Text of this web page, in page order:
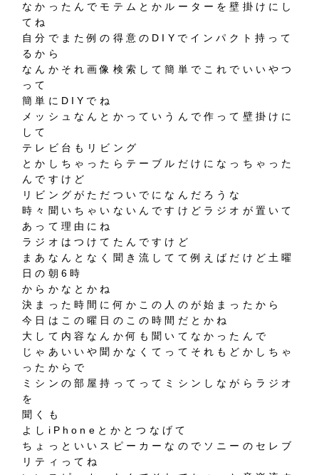
なかったんでモテムとかルーターを壁掛けにし
てね
自分でまた例の得意のDIYでインパクト持って
るから
なんかそれ画像検索して簡単でこれでいいやつ
って
簡単にDIYでね
メッシュなんとかっていうんで作って壁掛けに
して
テレビ台もリビング
とかしちゃったらテーブルだけになっちゃった
んですけど
リビングがただついでになんだろうな
時々聞いちゃいないんですけどラジオが置いて
あって理由にね
ラジオはつけてたんですけど
まあなんとなく聞き流してて例えばだけど土曜
日の朝6時
からかなとかね
決まった時間に何かこの人のが始まったから
今日はこの曜日のこの時間だとかね
大して内容なんか何も聞いてなかったんで
じゃあいいや聞かなくてってそれもどかしちゃ
ったからで
ミシンの部屋持ってってミシンしながらラジオ
を
聞くも
よしiPhoneとかとつなげて
ちょっといいスピーカーなのでソニーのセレブ
リティってね